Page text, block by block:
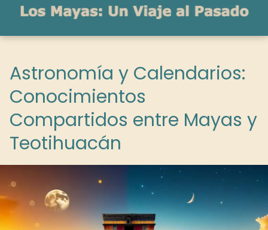
Astronomía y Calendarios:
Conocimientos
Compartidos entre Mayas y
Teotihuacán